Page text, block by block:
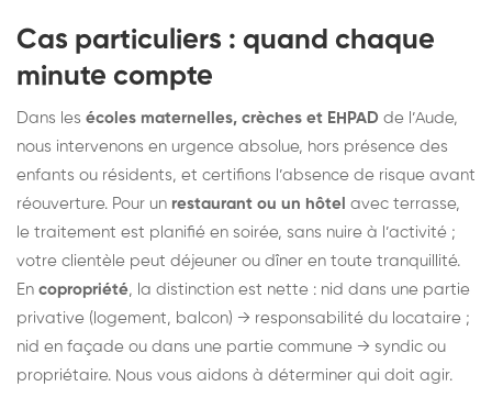
Cas particuliers : quand chaque
minute compte
Dans les écoles maternelles, crèches et EHPAD de l’Aude,
nous intervenons en urgence absolue, hors présence des
enfants ou résidents, et certifions l’absence de risque avant
réouverture. Pour un restaurant ou un hôtel avec terrasse,
le traitement est planifié en soirée, sans nuire à l’activité ;
votre clientèle peut déjeuner ou dîner en toute tranquillité.
En copropriété, la distinction est nette : nid dans une partie
privative (logement, balcon) → responsabilité du locataire ;
nid en façade ou dans une partie commune → syndic ou
propriétaire. Nous vous aidons à déterminer qui doit agir.